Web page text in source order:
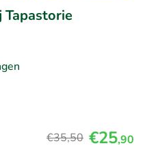
€35,50 €25,90